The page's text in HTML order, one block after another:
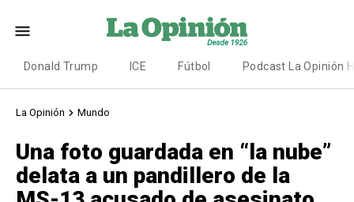
Donald Trump ICE Fútbol Podcast La Opinión
La Opinión Mundo
Una foto guardada en “la nube”
delata a un pandillero de la